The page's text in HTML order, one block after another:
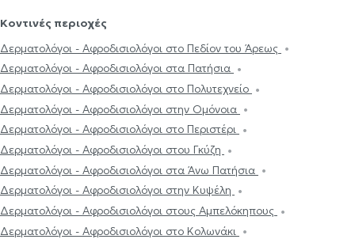
Κοντινές περιοχές
Δερματολόγοι - Αφροδισιολόγοι στο Πεδίον του Άρεως
Δερματολόγοι - Αφροδισιολόγοι στα Πατήσια
Δερματολόγοι - Αφροδισιολόγοι στο Πολυτεχνείο
Δερματολόγοι - Αφροδισιολόγοι στην Ομόνοια
Δερματολόγοι - Αφροδισιολόγοι στο Περιστέρι
Δερματολόγοι - Αφροδισιολόγοι στου Γκύζη
Δερματολόγοι - Αφροδισιολόγοι στα Άνω Πατήσια
Δερματολόγοι - Αφροδισιολόγοι στην Κυψέλη
Δερματολόγοι - Αφροδισιολόγοι στους Αμπελόκηπους
Δερματολόγοι - Αφροδισιολόγοι στο Κολωνάκι